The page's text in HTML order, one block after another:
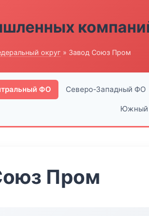
округ » Завод Союз Пром
ФО Северо-Западный ФО
Пром